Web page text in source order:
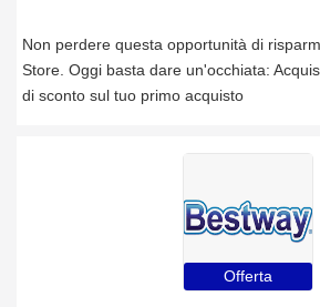
Non perdere questa opportunità di
Store. Oggi basta dare un'occhiata:
di sconto sul tuo primo acquisto
Offerta